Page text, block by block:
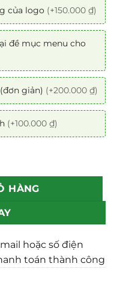
của logo (+150.000 ₫)
đề mục menu cho
giản) (+200.000 ₫)
(+100.000 ₫)
Chuẩn SEO số lượng
HÀNG
hoặc số điện
toán thành công